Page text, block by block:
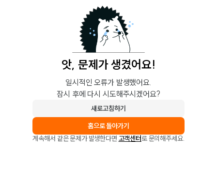
앗, 문제가 생겼어요!
일시적인 오류가 발생했어요.
잠시 후에 다시 시도해주시겠어요?
새로고침하기
홈으로 돌아가기
계속해서 같은 문제가 발생한다면 고객센터로 문의해주세요.